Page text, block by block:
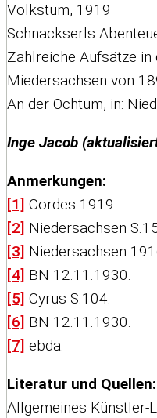
Volkstum, 1919
Schnackserls
Zahlreiche Aufsätze
Miedersachsen von
An der Ochtum, in:
Inge Jacob
Anmerkungen:
[1] Cordes 1919.
[2] Niedersachsen
[3] Niedersachsen
[4] BN 12.11.1930.
[5] Cyrus S.104.
[6] BN 12.11.1930.
[7] ebda.
Literatur und Quellen:
Allgemeines Künstler-